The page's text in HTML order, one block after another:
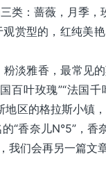
类：蔷薇，月季，
赏型的，红纯美
淡雅香，最常见
百叶玫瑰”“法国
区的格拉斯小镇
“香奈儿N°5”，
我们会再另一篇文